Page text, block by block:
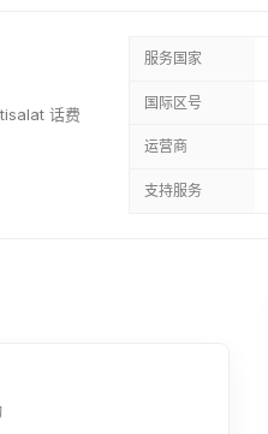
¥86.34
¥113.57
话费
服务国家
国际区号
运营商
支持服务